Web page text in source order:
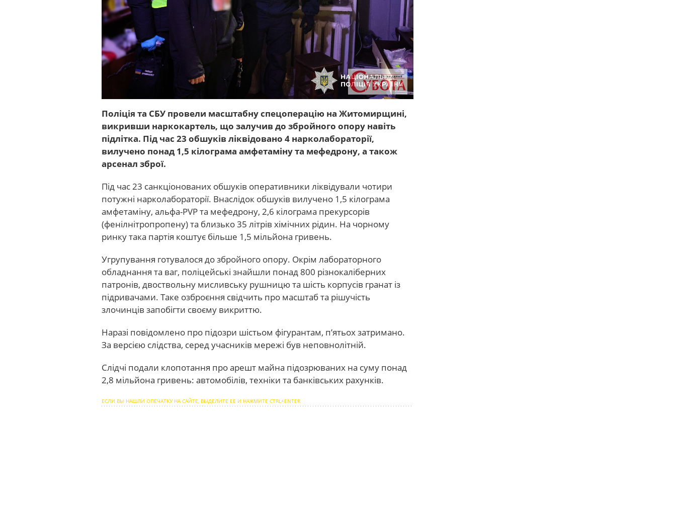
Поліція та СБУ провели масштабну спецоперацію на Житомирщині,
викривши наркокартель, що залучив до збройного опору навіть
підлітка. Під час 23 обшуків ліквідовано 4 нарколабораторії,
вилучено понад 1,5 кілограма амфетаміну та мефедрону, а також
арсенал зброї.
Під час 23 санкціонованих обшуків оперативники ліквідували чотири
потужні нарколабораторії. Внаслідок обшуків вилучено 1,5 кілограма
амфетаміну, альфа-PVP та мефедрону, 2,6 кілограма прекурсорів
(фенілнітропропену) та близько 35 літрів хімічних рідин. На чорному
ринку така партія коштує більше 1,5 мільйона гривень.
Угрупування готувалося до збройного опору. Окрім лабораторного
обладнання та ваг, поліцейські знайшли понад 800 різнокаліберних
патронів, двоствольну мисливську рушницю та шість корпусів гранат із
підривачами. Таке озброєння свідчить про масштаб та рішучість
злочинців запобігти своєму викриттю.
Наразі повідомлено про підозри шістьом фігурантам, п’ятьох затримано.
За версією слідства, серед учасників мережі був неповнолітній.
Слідчі подали клопотання про арешт майна підозрюваних на суму понад
2,8 мільйона гривень: автомобілів, техніки та банківських рахунків.
ЕСЛИ ВЫ НАШЛИ ОПЕЧАТКУ НА САЙТЕ, ВЫДЕЛИТЕ ЕЕ И НАЖМИТЕ CTRL+ENTER